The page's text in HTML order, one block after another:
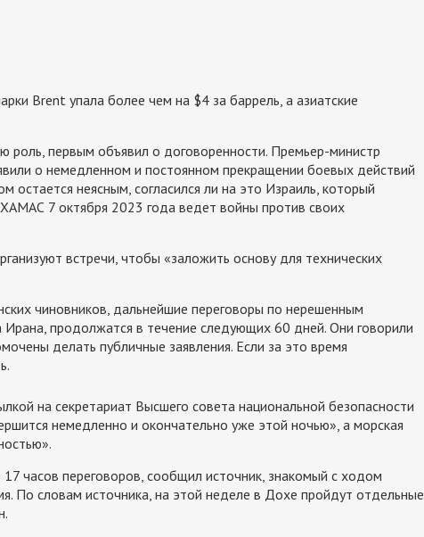
Brent упала более чем на $4 за баррель, а азиатские
роль, первым объявил о договоренности. Премьер-министр
о немедленном и постоянном прекращении боевых действий
остается неясным, согласился ли на это Израиль, который
7 октября 2023 года ведет войны против своих
встречи, чтобы «заложить основу для технических
чиновников, дальнейшие переговоры по нерешенным
продолжатся в течение следующих 60 дней. Они говорили
делать публичные заявления. Если за это время
на секретариат Высшего совета национальной безопасности
немедленно и окончательно уже этой ночью», а морская
17 часов переговоров, сообщил источник, знакомый с ходом
По словам источника, на этой неделе в Дохе пройдут отдельные